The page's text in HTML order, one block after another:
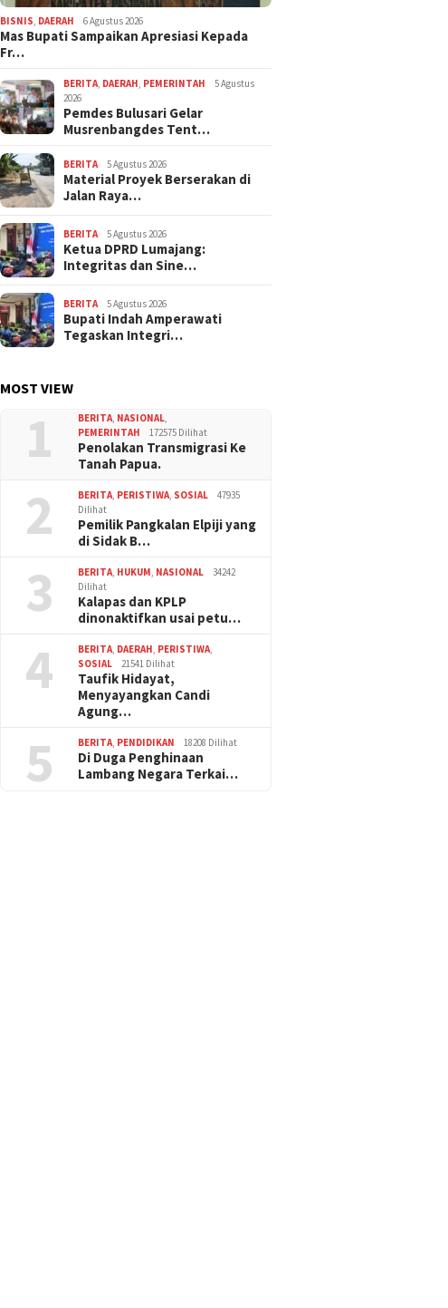
BISNIS, DAERAH 6 Agustus 2026
Mas Bupati Sampaikan Apresiasi Kepada
Fr…
BERITA, DAERAH, PEMERINTAH
5 Agustus
2026
Pemdes Bulusari Gelar
Musrenbangdes Tent…
BERITA 5 Agustus 2026
Material Proyek Berserakan di
Jalan Raya…
BERITA 5 Agustus 2026
Ketua DPRD Lumajang:
Integritas dan Sine…
BERITA 5 Agustus 2026
Bupati Indah Amperawati
Tegaskan Integri…
MOST VIEW
1 BERITA, NASIONAL,
PEMERINTAH
172575 Dilihat
Penolakan Transmigrasi Ke
Tanah Papua.
2 BERITA, PERISTIWA, SOSIAL
47935
Dilihat
Pemilik Pangkalan Elpiji yang
di Sidak B…
3 BERITA, HUKUM, NASIONAL
34242
Dilihat
Kalapas dan KPLP
dinonaktifkan usai petu…
4 BERITA, DAERAH, PERISTIWA,
SOSIAL
21541 Dilihat
Taufik Hidayat,
Menyayangkan Candi
Agung…
5 BERITA, PENDIDIKAN 18208 Dilihat
Di Duga Penghinaan
Lambang Negara Terkai…